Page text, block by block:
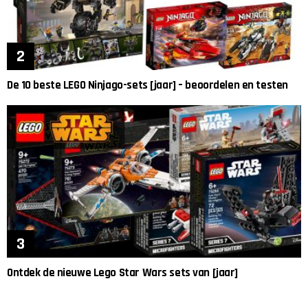
De 10 beste LEGO Ninjago-sets [jaar] – beoordelen en testen
Ontdek de nieuwe Lego Star Wars sets van [jaar]